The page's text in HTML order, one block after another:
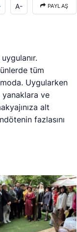
A- PAYLAŞ
tüm
Uygularken
yanaklara ve
alt
fazlasını